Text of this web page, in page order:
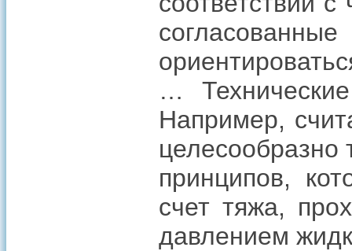
…
Например,
целесообразно
принципов,
счет тяжа,
давлением